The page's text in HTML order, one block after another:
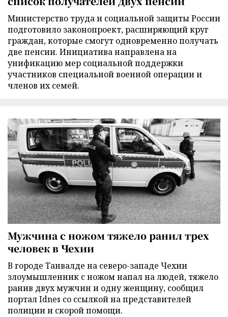
Министерство труда и социальной защиты России
подготовило законопроект, расширяющий круг
граждан, которые смогут одновременно получать
две пенсии. Инициатива направлена на
унификацию мер социальной поддержки
участников специальной военной операции и
членов их семей.
Мужчина с ножом тяжело ранил трех
человек в Чехии
В городе Танвалде на северо-западе Чехии
злоумышленник с ножом напал на людей, тяжело
ранив двух мужчин и одну женщину, сообщил
портал Idnes со ссылкой на представителей
полиции и скорой помощи.